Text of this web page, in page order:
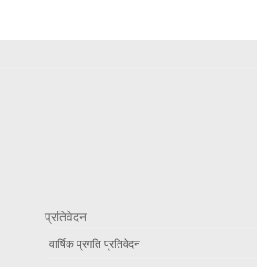
प्रतिवेदन
वार्षिक प्रगति प्रतिवेदन